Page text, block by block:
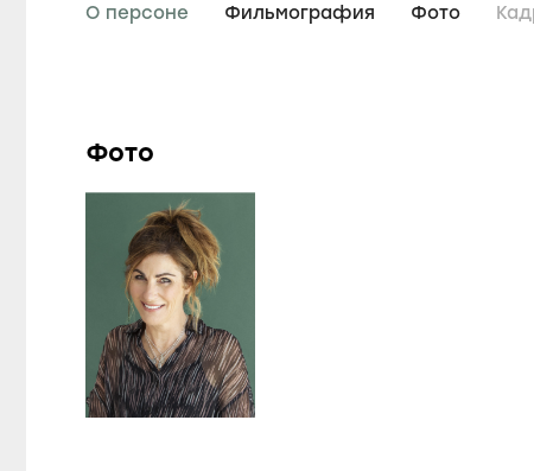
О персоне Фильмография Фото
Фото